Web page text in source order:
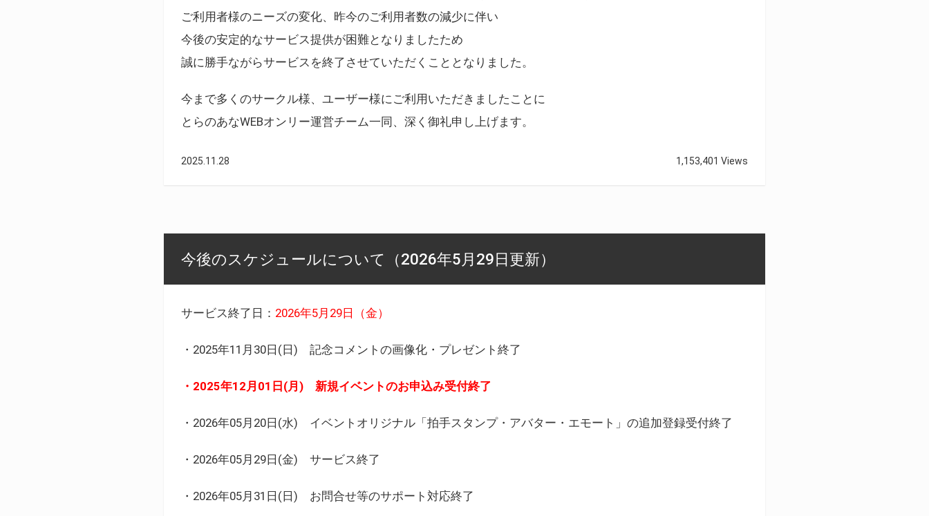
ご利用者様のニーズの変化、昨今のご利用者数の減少に伴い
今後の安定的なサービス提供が困難となりましたため
誠に勝手ながらサービスを終了させていただくこととなりました。
今まで多くのサークル様、ユーザー様にご利用いただきましたことに
とらのあなWEBオンリー運営チーム一同、深く御礼申し上げます。
2025.11.28 1,153,401 Views
今後のスケジュールについて（2026年5月29日更新）
サービス終了日： 2026年5月29日（金）
・2025年11月30日(日) 記念コメントの画像化・プレゼント終了
・2025年12月01日(月) 新規イベントのお申込み受付終了
・2026年05月20日(水) イベントオリジナル「拍手スタンプ・アバター・エモート」の追加登録受付終了
・2026年05月29日(金) サービス終了
・2026年05月31日(日) お問合せ等のサポート対応終了